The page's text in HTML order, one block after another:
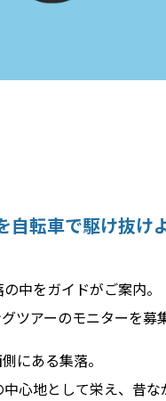
転車で駆け抜け
中をガイドがご案内。
ツアーのモニターを募
にある集落。
心地として栄え、昔